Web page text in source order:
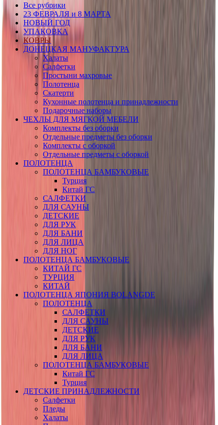
Все рубрики
23 ФЕВРАЛЯ и 8 МАРТА
НОВЫЙ ГОД
УПАКОВКА
КОВРЫ
ДОНЕЦКАЯ МАНУФАКТУРА
Халаты
Салфетки
Простыни махровые
Полотенца
Скатерти
Кухонные полотенца и принадлежности
Подарочные наборы
ЧЕХЛЫ ДЛЯ МЯГКОЙ МЕБЕЛИ
Комплекты без оборки
Отдельные предметы без оборки
Комплекты с оборкой
Отдельные предметы с оборкой
ПОЛОТЕНЦА
ПОЛОТЕНЦА БАМБУКОВЫЕ
Турция
Китай ГС
САЛФЕТКИ
ДЛЯ САУНЫ
ДЕТСКИЕ
ДЛЯ РУК
ДЛЯ БАНИ
ДЛЯ ЛИЦА
ДЛЯ НОГ
ПОЛОТЕНЦА БАМБУКОВЫЕ
КИТАЙ ГС
ТУРЦИЯ
КИТАЙ
ПОЛОТЕНЦА ЯПОНИЯ BOLANGDE
ПОЛОТЕНЦА
САЛФЕТКИ
ДЛЯ САУНЫ
ДЕТСКИЕ
ДЛЯ РУК
ДЛЯ БАНИ
ДЛЯ ЛИЦА
ПОЛОТЕНЦА БАМБУКОВЫЕ
Китай ГС
Турция
ДЕТСКИЕ ПРИНАДЛЕЖНОСТИ
Салфетки
Пледы
Халаты